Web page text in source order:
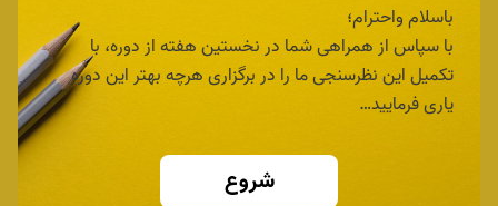
باسلام واحترام؛
با سپاس از همراهی شما در نخستین هفته از دوره، با
تکمیل این نظرسنجی ما را در برگزاری هرچه بهتر این دوره
یاری فرمایید…
شروع